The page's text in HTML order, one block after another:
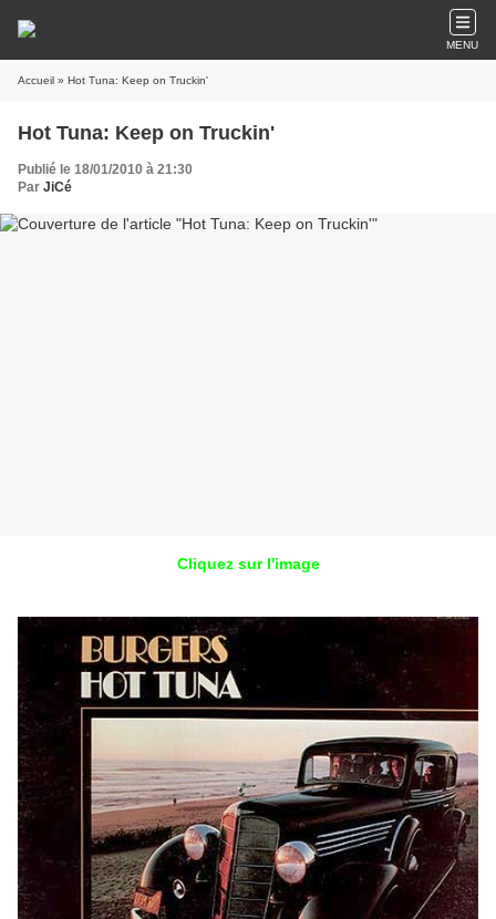
MENU
Accueil » Hot Tuna: Keep on Truckin'
Hot Tuna: Keep on Truckin'
Publié le 18/01/2010 à 21:30
Par JiCé
Cliquez sur l'image